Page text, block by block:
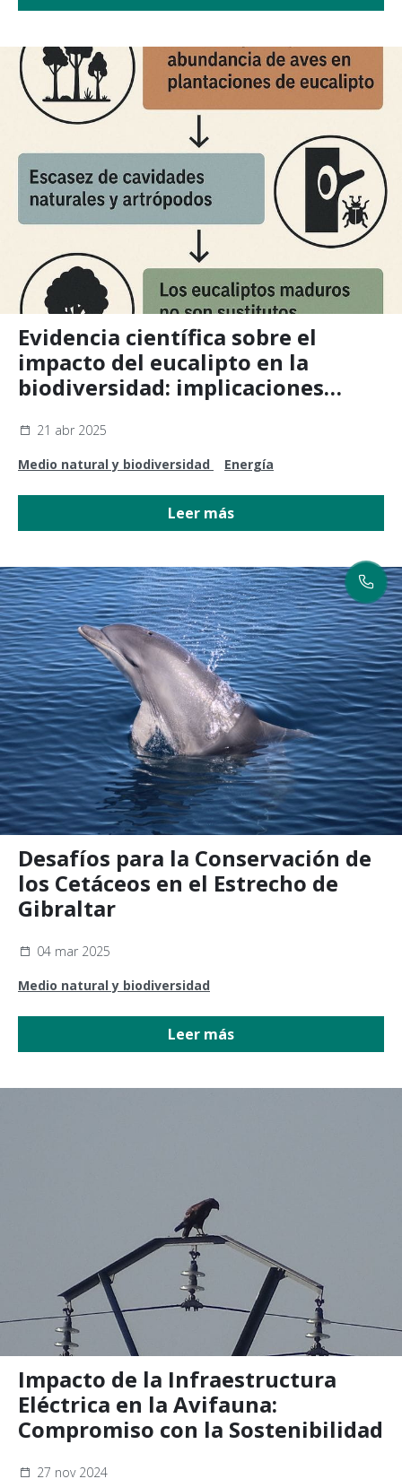
Evidencia científica sobre el
impacto del eucalipto en la
biodiversidad: implicaciones
renovables
21 abr 2025
Medio natural y biodiversidad
Energía
Leer más
Desafíos para la Conservación de
los Cetáceos en el Estrecho de
Gibraltar
04 mar 2025
Medio natural y biodiversidad
Leer más
Impacto de la Infraestructura
Eléctrica en la Avifauna:
Compromiso con la Sostenibilidad
27 nov 2024